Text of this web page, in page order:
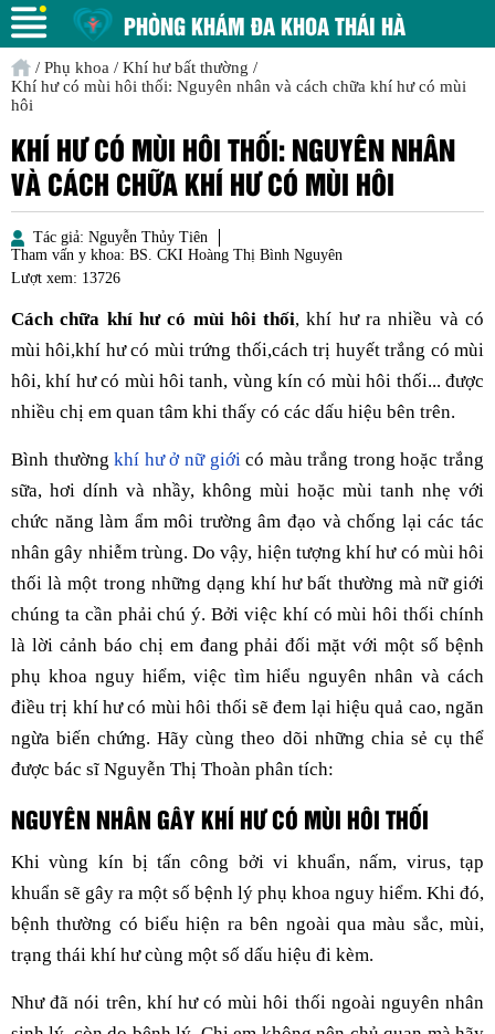
PHÒNG KHÁM ĐA KHOA THÁI HÀ
/ Phụ khoa / Khí hư bất thường /
Khí hư có mùi hôi thối: Nguyên nhân và cách chữa khí hư có mùi
hôi
KHÍ HƯ CÓ MÙI HÔI THỐI: NGUYÊN NHÂN
VÀ CÁCH CHỮA KHÍ HƯ CÓ MÙI HÔI
Tác giả: Nguyễn Thủy Tiên
Tham vấn y khoa: BS. CKI Hoàng Thị Bình Nguyên
Lượt xem: 13726
Cách chữa khí hư có mùi hôi thối, khí hư ra nhiều và có
mùi hôi,khí hư có mùi trứng thối,cách trị huyết trắng có mùi
hôi, khí hư có mùi hôi tanh, vùng kín có mùi hôi thối... được
nhiều chị em quan tâm khi thấy có các dấu hiệu bên trên.
Bình thườngkhí hư ở nữ giớicó màu trắng trong hoặc trắng
sữa, hơi dính và nhầy, không mùi hoặc mùi tanh nhẹ với
chức năng làm ẩm môi trường âm đạo và chống lại các tác
nhân gây nhiễm trùng. Do vậy, hiện tượng khí hư có mùi hôi
thối là một trong những dạng khí hư bất thường mà nữ giới
chúng ta cần phải chú ý. Bởi việc khí có mùi hôi thối chính
là lời cảnh báo chị em đang phải đối mặt với một số bệnh
phụ khoa nguy hiểm, việc tìm hiểu nguyên nhân và cách
điều trị khí hư có mùi hôi thối sẽ đem lại hiệu quả cao, ngăn
ngừa biến chứng. Hãy cùng theo dõi những chia sẻ cụ thể
được bác sĩ Nguyễn Thị Thoàn phân tích:
NGUYÊN NHÂN GÂY KHÍ HƯ CÓ MÙI HÔI THỐI
Khi vùng kín bị tấn công bởi vi khuẩn, nấm, virus, tạp
khuẩn sẽ gây ra một số bệnh lý phụ khoa nguy hiểm. Khi đó,
bệnh thường có biểu hiện ra bên ngoài qua màu sắc, mùi,
trạng thái khí hư cùng một số dấu hiệu đi kèm.
Như đã nói trên, khí hư có mùi hôi thối ngoài nguyên nhân